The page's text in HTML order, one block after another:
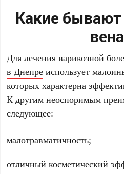
Какие бывают
Для лечения варикозной
в Днепре использует
которых характерна
К другим неоспоримым
следующее:
малотравматичность;
отличный косметический